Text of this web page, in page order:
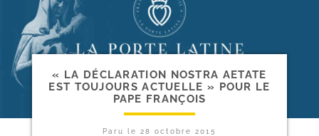
« LA DÉCLARATION NOSTRA AETATE
EST TOUJOURS ACTUELLE » POUR LE
PAPE FRANÇOIS
Paru le28 octobre 2015